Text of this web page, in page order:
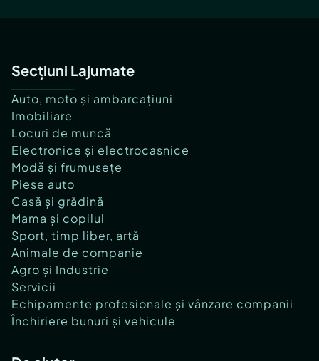
Secțiuni Lajumate
Auto, moto și ambarcațiuni
Imobiliare
Locuri de muncă
Electronice și electrocasnice
Modă și frumusețe
Piese auto
Casă și grădină
Mama și copilul
Sport, timp liber, artă
Animale de companie
Agro și Industrie
Servicii
Echipamente profesionale și vânzare companii
Închiriere bunuri și vehicule